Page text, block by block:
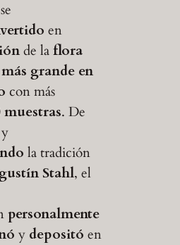
en
de laflora
más grande en
con más
muestras. De
la tradición
Stahl, el
personalmente
y depositó en